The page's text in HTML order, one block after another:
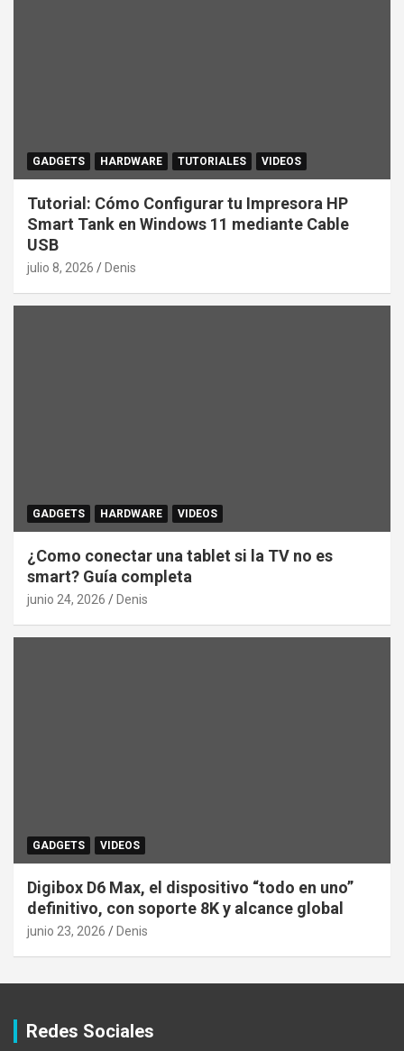
GADGETS HARDWARE TUTORIALES VIDEOS
Tutorial: Cómo Configurar tu Impresora HP
Smart Tank en Windows 11 mediante Cable
USB
julio 8, 2026 Denis
GADGETS HARDWARE VIDEOS
¿Como conectar una tablet si la TV no es
smart? Guía completa
junio 24, 2026 Denis
GADGETS VIDEOS
Digibox D6 Max, el dispositivo “todo en uno”
definitivo, con soporte 8K y alcance global
junio 23, 2026 Denis
Redes Sociales